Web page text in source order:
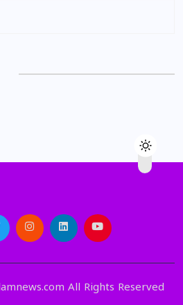
All Rights Reserved